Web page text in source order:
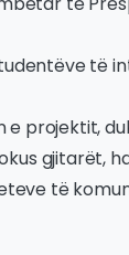
të
e projektit,
gjitarët,
të